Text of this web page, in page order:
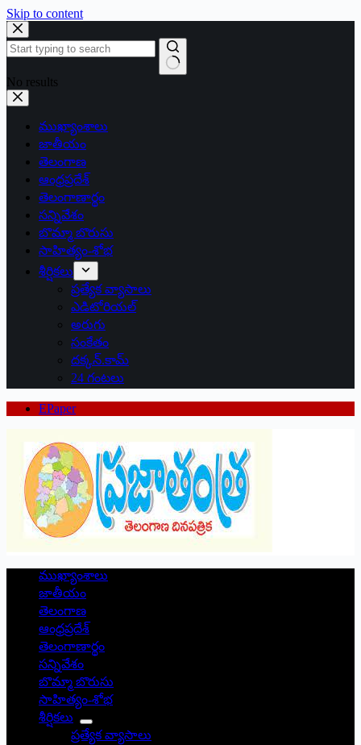
Skip to content
No results
ముఖ్యాంశాలు
జాతీయం
తెలంగాణ
ఆంధ్రప్రదేశ్
తెలంగాణార్థం
సన్నివేశం
బొమ్మా బొరుసు
సాహిత్యం-శోభ
శీర్షికలు
ప్రత్యేక వ్యాసాలు
ఎడిటోరియల్
అరుగు
సంకేతం
దక్కన్.కామ్
24 గంటలు
EPaper
ముఖ్యాంశాలు
జాతీయం
తెలంగాణ
ఆంధ్రప్రదేశ్
తెలంగాణార్థం
సన్నివేశం
బొమ్మా బొరుసు
సాహిత్యం-శోభ
శీర్షికలు
ప్రత్యేక వ్యాసాలు